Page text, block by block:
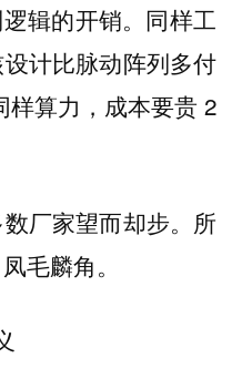
辑的开销。同样工
计比脉动阵列多付
算力，成本要贵 2
厂家望而却步。 所
毛麟角。